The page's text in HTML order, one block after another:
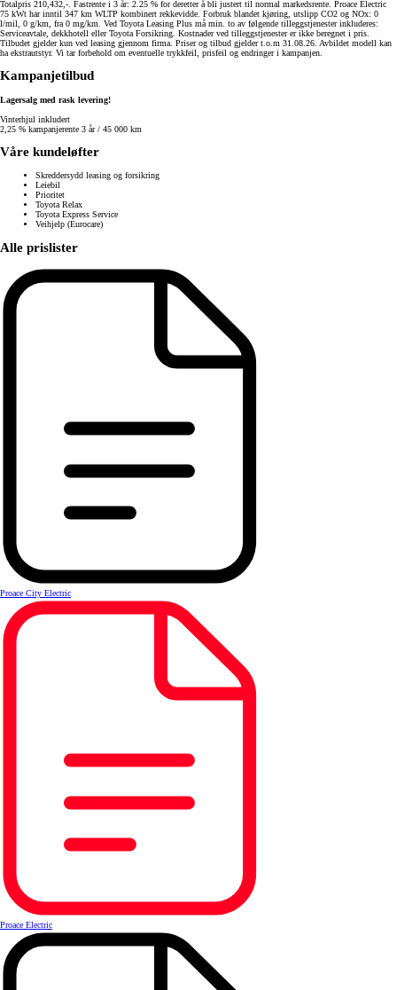
Totalpris 210,432,-. Fastrente i 3 år: 2.25 % for deretter å bli justert til normal markedsrente. Proace Electric
75 kWt har inntil 347 km WLTP kombinert rekkevidde. Forbruk blandet kjøring, utslipp CO2 og NOx: 0
l/mil, 0 g/km, fra 0 mg/km. Ved Toyota Leasing Plus må min. to av følgende tilleggstjenester inkluderes:
Serviceavtale, dekkhotell eller Toyota Forsikring. Kostnader ved tilleggstjenester er ikke beregnet i pris.
Tilbudet gjelder kun ved leasing gjennom firma. Priser og tilbud gjelder t.o.m 31.08.26. Avbildet modell kan
ha ekstrautstyr. Vi tar forbehold om eventuelle trykkfeil, prisfeil og endringer i kampanjen.
Kampanjetilbud
Lagersalg med rask levering!
Vinterhjul inkludert
2,25 % kampanjerente 3 år / 45 000 km
Våre kundeløfter
Skreddersydd leasing og forsikring
Leiebil
Prioritet
Toyota Relax
Toyota Express Service
Veihjelp (Eurocare)
Alle prislister
Proace City Electric
Proace Electric